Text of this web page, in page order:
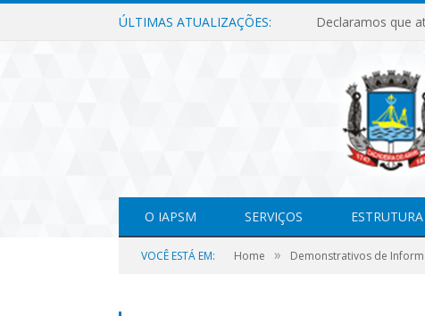
ÚLTIMAS ATUALIZAÇÕES:
O IAPSM SERVIÇOS
VOCÊ ESTÁ EM: Home » Demonstrativos de